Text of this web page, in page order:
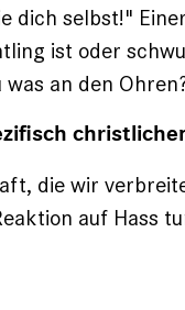
dich selbst!"
ist oder
an den
die wir
auf Hass